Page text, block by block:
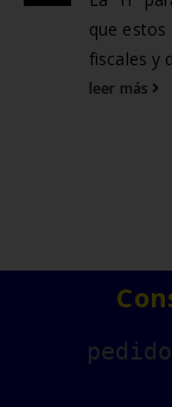
que estos
fiscales y
leer más